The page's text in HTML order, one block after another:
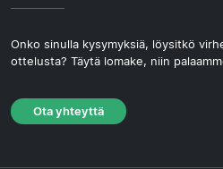
Onko sinulla kysymyksiä, löysitkö
ottelusta? Täytä lomake, niin
Ota yhteyttä